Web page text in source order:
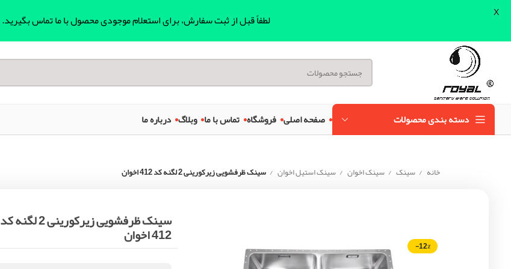
دسته بندی محصولات صفحه اصلی فروشگاه تماس با ما وبلاگ درباره ما
خانه سینک سینک اخوان سینک استیل اخوان سینک ظرفشویی زیرکورینی 2 لگنه کد 412 اخوان
-12%
سینک ظرفشویی زیرکورینی 2 لگنه کد
412 اخوان
لطفاً قبل از ثبت سفارش، برای استعلام موجودی محصول با ما تماس بگیرید. X